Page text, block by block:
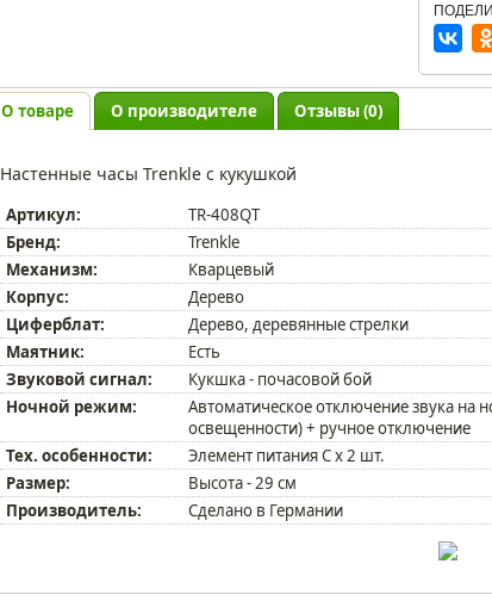
О товаре О производителе Отзывы (0)
Настенные часы Trenkle с кукушкой
Артикул:
TR-408QT
Бренд:
Trenkle
Механизм:
Кварцевый
Корпус:
Дерево
Циферблат:
Дерево, деревянные стрелки
Маятник:
Есть
Звуковой сигнал:
Кукшка - почасовой бой
Ночной режим:
Автоматическое отключение звука на
освещенности) + ручное отключение
Тех. особенности:
Элемент питания С х 2 шт.
Размер:
Высота - 29 см
Производитель:
Сделано в Германии